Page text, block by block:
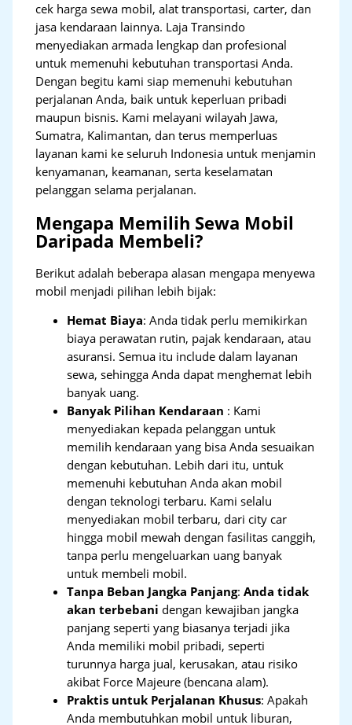
cek harga sewa mobil, alat transportasi, carter, dan
jasa kendaraan lainnya. Laja Transindo
menyediakan armada lengkap dan profesional
untuk memenuhi kebutuhan transportasi Anda.
Dengan begitu kami siap memenuhi kebutuhan
perjalanan Anda, baik untuk keperluan pribadi
maupun bisnis. Kami melayani wilayah Jawa,
Sumatra, Kalimantan, dan terus memperluas
layanan kami ke seluruh Indonesia untuk menjamin
kenyamanan, keamanan, serta keselamatan
pelanggan selama perjalanan.
Mengapa Memilih Sewa Mobil
Daripada Membeli?
Berikut adalah beberapa alasan mengapa menyewa
mobil menjadi pilihan lebih bijak:
Hemat Biaya: Anda tidak perlu memikirkan
biaya perawatan rutin, pajak kendaraan, atau
asuransi. Semua itu include dalam layanan
sewa, sehingga Anda dapat menghemat lebih
banyak uang.
Banyak Pilihan Kendaraan : Kami
menyediakan kepada pelanggan untuk
memilih kendaraan yang bisa Anda sesuaikan
dengan kebutuhan. Lebih dari itu, untuk
memenuhi kebutuhan Anda akan mobil
dengan teknologi terbaru. Kami selalu
menyediakan mobil terbaru, dari city car
hingga mobil mewah dengan fasilitas canggih,
tanpa perlu mengeluarkan uang banyak
untuk membeli mobil.
Tanpa Beban Jangka Panjang:Anda tidak
akan terbebani dengan kewajiban jangka
panjang seperti yang biasanya terjadi jika
Anda memiliki mobil pribadi, seperti
turunnya harga jual, kerusakan, atau risiko
akibat Force Majeure (bencana alam).
Praktis untuk Perjalanan Khusus: Apakah
Anda membutuhkan mobil untuk liburan,